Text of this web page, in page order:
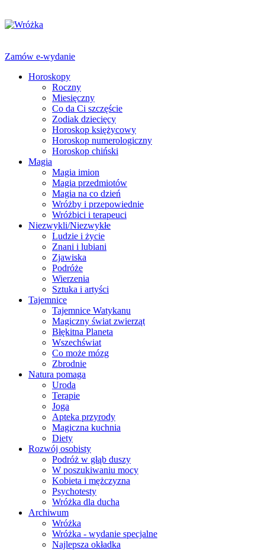
Zamów e-wydanie
Horoskopy
Roczny
Miesięczny
Co da Ci szczęście
Zodiak dziecięcy
Horoskop księżycowy
Horoskop numerologiczny
Horoskop chiński
Magia
Magia imion
Magia przedmiotów
Magia na co dzień
Wróżby i przepowiednie
Wróżbici i terapeuci
Niezwykli/Niezwykłe
Ludzie i życie
Znani i lubiani
Zjawiska
Podróże
Wierzenia
Sztuka i artyści
Tajemnice
Tajemnice Watykanu
Magiczny świat zwierząt
Błękitna Planeta
Wszechświat
Co może mózg
Zbrodnie
Natura pomaga
Uroda
Terapie
Joga
Apteka przyrody
Magiczna kuchnia
Diety
Rozwój osobisty
Podróż w głąb duszy
W poszukiwaniu mocy
Kobieta i mężczyzna
Psychotesty
Wróżka dla ducha
Archiwum
Wróżka
Wróżka - wydanie specjalne
Najlepsza okładka